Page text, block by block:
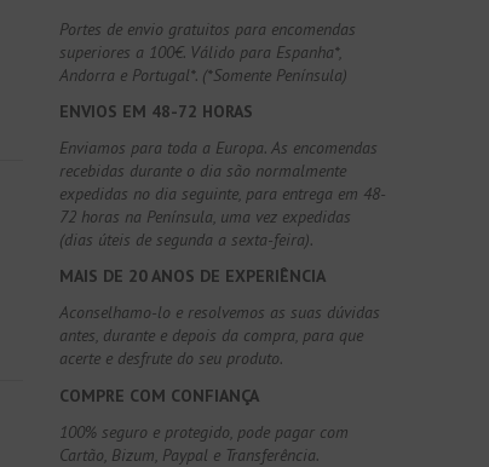
Portes de envio gratuitos para encomendas
superiores a 100€. Válido para Espanha*,
Andorra e Portugal*. (*Somente Península)
ENVIOS EM 48-72 HORAS
Enviamos para toda a Europa. As encomendas
recebidas durante o dia são normalmente
expedidas no dia seguinte, para entrega em 48-
72 horas na Península, uma vez expedidas
(dias úteis de segunda a sexta-feira).
MAIS DE 20 ANOS DE EXPERIÊNCIA
Aconselhamo-lo e resolvemos as suas dúvidas
antes, durante e depois da compra, para que
acerte e desfrute do seu produto.
COMPRE COM CONFIANÇA
100% seguro e protegido, pode pagar com
Cartão, Bizum, Paypal e Transferência.